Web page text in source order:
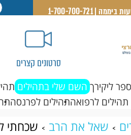
סרטונים קצרים
ליקירך השם שלי בתהילים
תהילים לרפואהתהילים לפרנסה
שאל את הרב שכחתי